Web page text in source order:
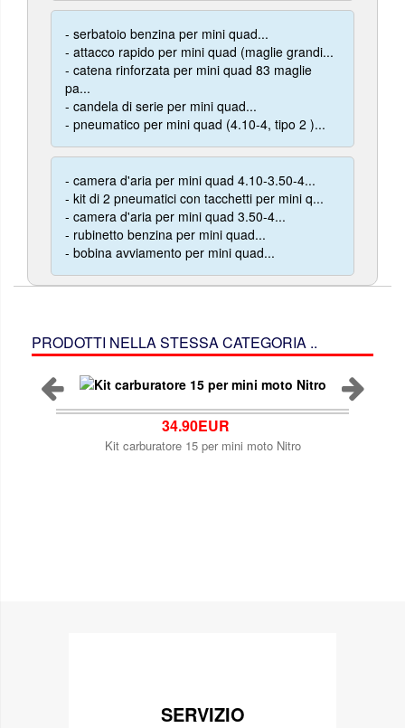
- serbatoio benzina per mini quad...
- attacco rapido per mini quad (maglie grandi...
- catena rinforzata per mini quad 83 maglie
pa...
- candela di serie per mini quad...
- pneumatico per mini quad (4.10-4, tipo 2 )...
- camera d'aria per mini quad 4.10-3.50-4...
- kit di 2 pneumatici con tacchetti per mini q...
- camera d'aria per mini quad 3.50-4...
- rubinetto benzina per mini quad...
- bobina avviamento per mini quad...
PRODOTTI NELLA STESSA CATEGORIA ..
34.90EUR
Kit carburatore 15 per mini moto Nitro
SERVIZIO